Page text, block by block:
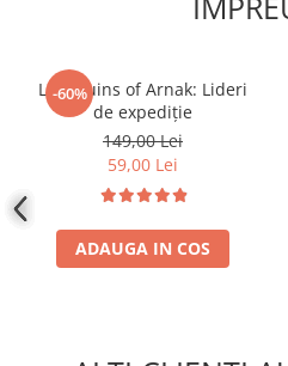
Star Wars Unlimited
UniVersus CCG
Neverrift TCG
Riftbound League of Legends TCG
Hololive
-60%
Lost Ruins of Arnak: Lideri
de expediție
149,00 Lei
59,00 Lei
ADAUGA IN COS